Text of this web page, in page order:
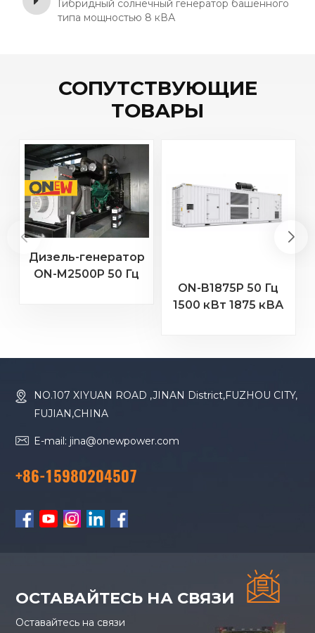
Гибридный солнечный генератор башенного
типа мощностью 8 кВА
СОПУТСТВУЮЩИЕ
ТОВАРЫ
Дизель-генератор
ON-M2500P 50 Гц
ON-B1875P 50 Гц
1500 кВт 1875 кВА
Дизельный
NO.107 XIYUAN ROAD ,JINAN District,FUZHOU CITY,
FUJIAN,CHINA
E-mail: jina@onewpower.com
+86-15980204507
ОСТАВАЙТЕСЬ НА СВЯЗИ
Оставайтесь на связи